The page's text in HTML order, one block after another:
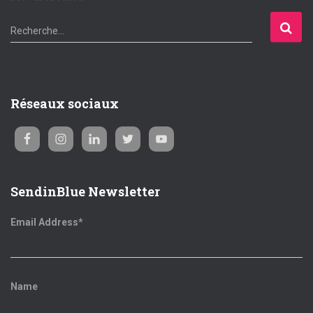
R
e
r
h
e
:
Recherche…
Réseaux sociaux
SendinBlue Newsletter
Email Address*
Name